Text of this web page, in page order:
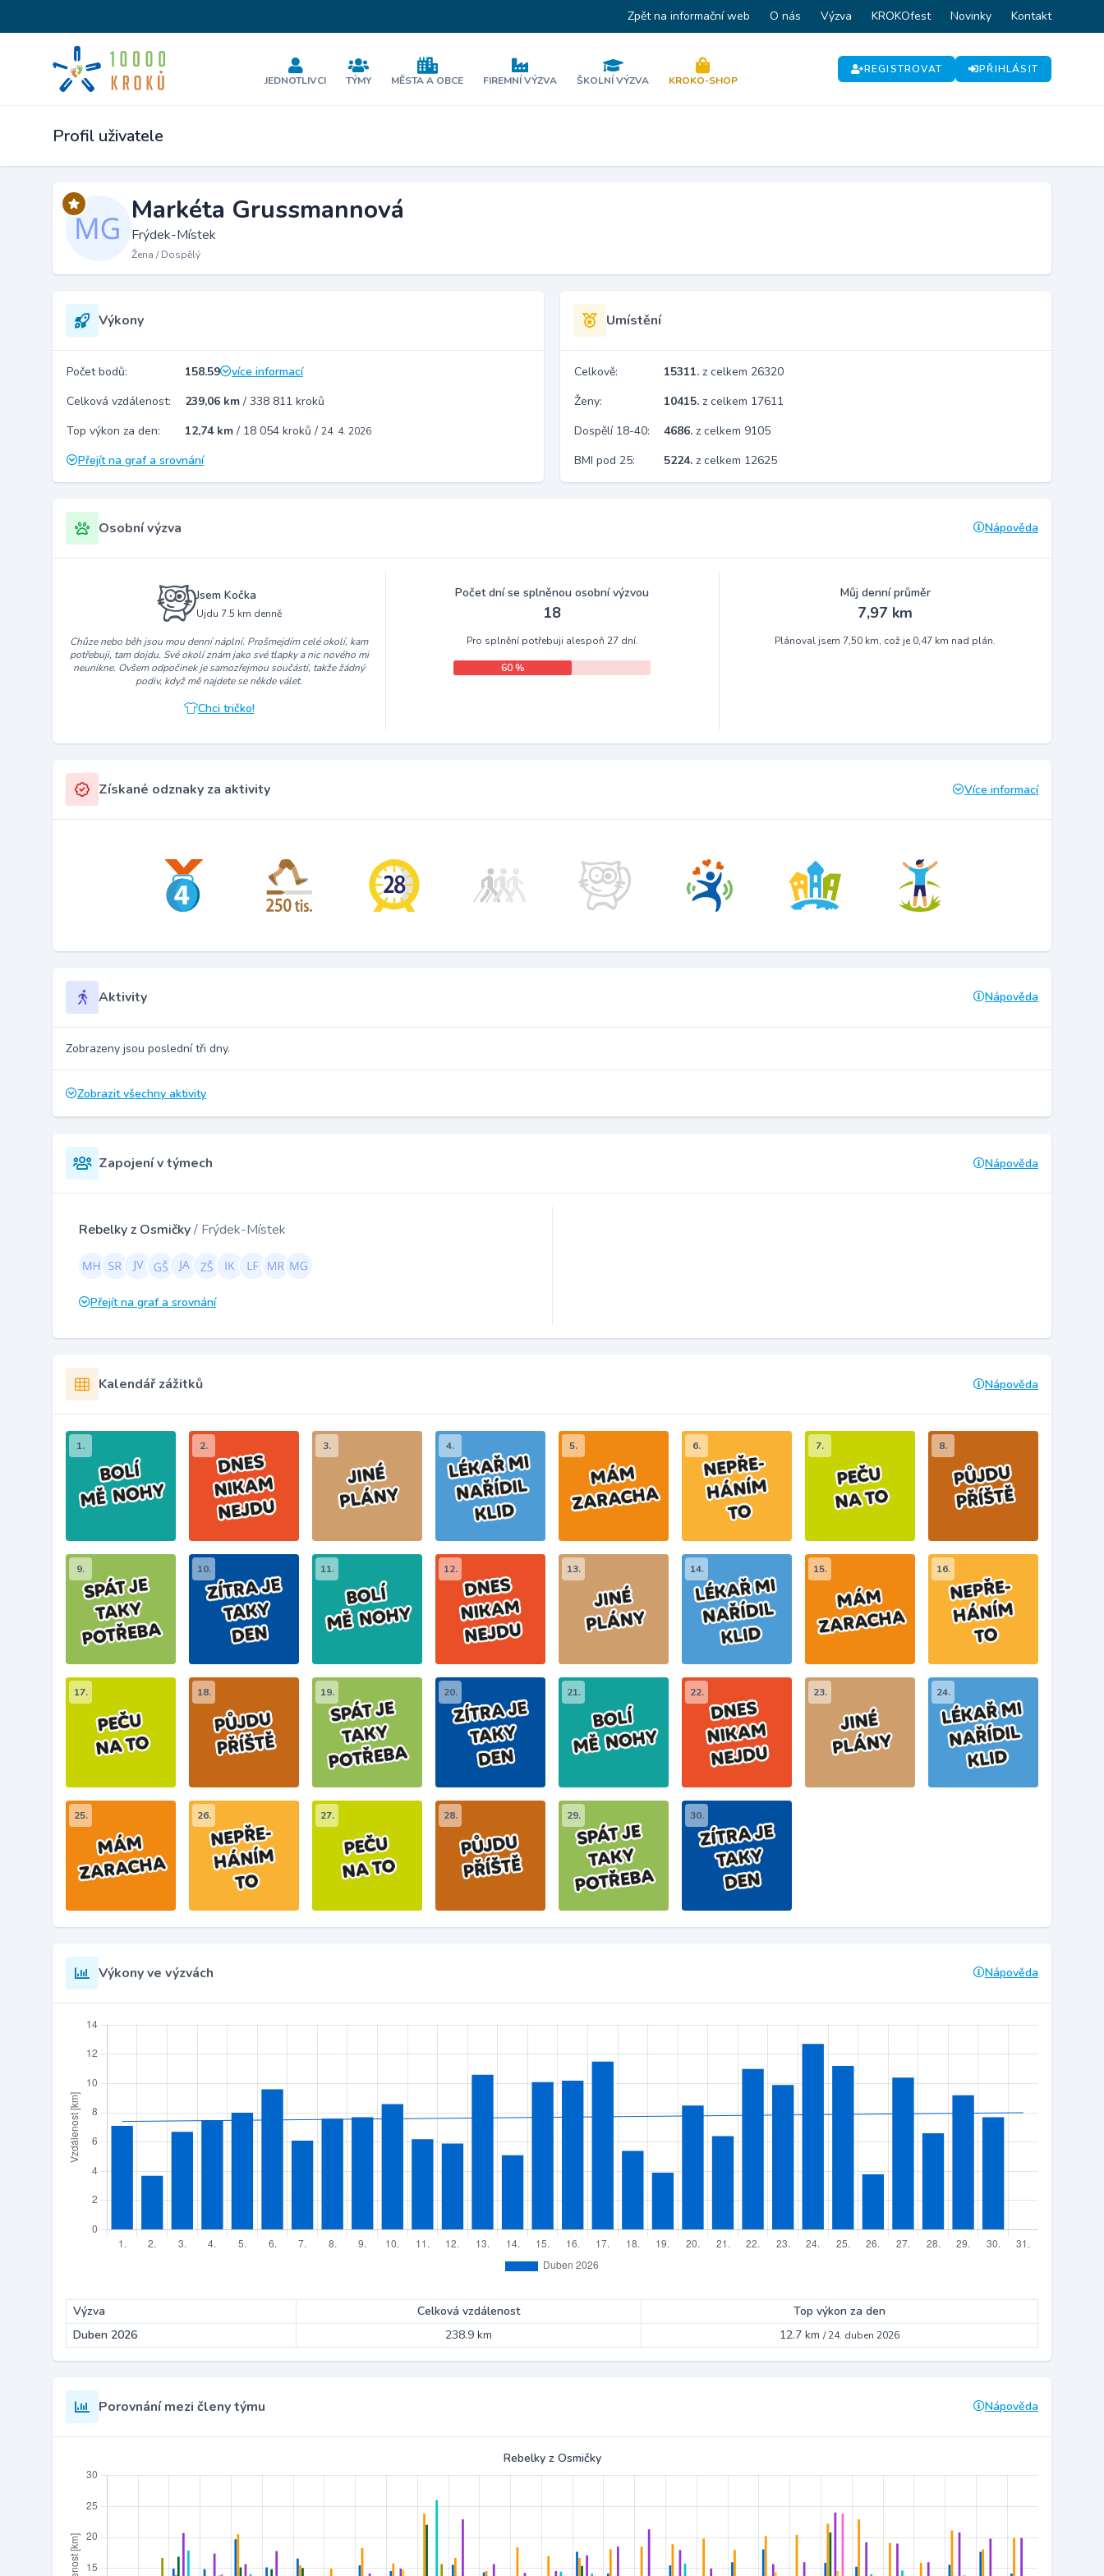
Zpět na informační web O nás Výzva KROKOfest Novinky Kontakt
JEDNOTLIVCI TÝMY MĚSTA A OBCE FIREMNÍ VÝZVA ŠKOLNÍ VÝZVA KROKO-SHOP
REGISTROVAT PŘIHLÁSIT
Profil uživatele
Markéta Grussmannová
Frýdek-Místek
Žena / Dospělý
Výkony
Počet bodů: 158.59
více informací
Celková vzdálenost:
239,06 km / 338 811 kroků
Top výkon za den:
12,74 km / 18 054 kroků / 24. 4. 2026
Přejít na graf a srovnání
Umístění
Celkově: 15311. z celkem 26320
Ženy:
10415. z celkem 17611
Dospělí 18-40:
4686. z celkem 9105
BMI pod 25:
5224. z celkem 12625
Osobní výzva Nápověda
Jsem Kočka
Ujdu 7.5 km denně
Chůze nebo běh jsou mou denní náplní. Prošmejdím celé okolí, kam
potřebuji, tam dojdu. Své okolí znám jako své tlapky a nic nového mi
neunikne. Ovšem odpočinek je samozřejmou součástí, takže žádný
podiv, když mě najdete se někde válet.
Chci tričko!
Počet dní se splněnou osobní výzvou
18
Pro splnění potřebuji alespoň 27 dní.
60 %
Můj denní průměr
7,97 km
Plánoval jsem 7,50 km, což je 0,47 km nad plán.
Získané odznaky za aktivity Více informací
Aktivity Nápověda
Zobrazeny jsou poslední tři dny.
Zobrazit všechny aktivity
Zapojení v týmech Nápověda
Rebelky z Osmičky/ Frýdek-Místek
Přejít na graf a srovnání
Kalendář zážitků Nápověda
1. 2. 3. 4. 5. 6. 7. 8.
9. 10. 11. 12. 13. 14. 15. 16.
17. 18. 19. 20. 21. 22. 23. 24.
25. 26. 27. 28. 29. 30.
Výkony ve výzvách Nápověda
Výzva Celková vzdálenost
Top výkon za den
Duben 2026
238.9 km 12.7 km /24. duben 2026
Porovnání mezi členy týmu Nápověda
Rebelky z Osmičky